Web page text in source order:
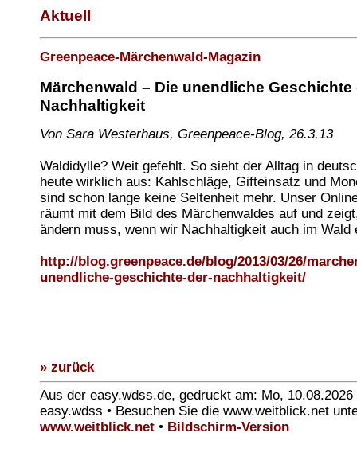
Aktuell
Greenpeace-Märchenwald-Magazin
Märchenwald – Die unendliche Geschichte
Nachhaltigkeit
Von Sara Westerhaus, Greenpeace-Blog, 26.3.13
Waldidylle? Weit gefehlt. So sieht der Alltag in
heute wirklich aus: Kahlschläge, Gifteinsatz und
sind schon lange keine Seltenheit mehr. Unser
räumt mit dem Bild des Märchenwaldes auf und
ändern muss, wenn wir Nachhaltigkeit auch im Wald
http://blog.greenpeace.de/blog/2013/03/26/
unendliche-geschichte-der-nachhaltigkeit/
» zurück
Aus der easy.wdss.de, gedruckt am: Mo,
easy.wdss • Besuchen Sie die www.weitblick.net
www.weitblick.net • Bildschirm-Version